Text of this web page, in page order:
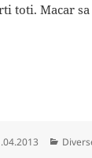
toti. Macar sa